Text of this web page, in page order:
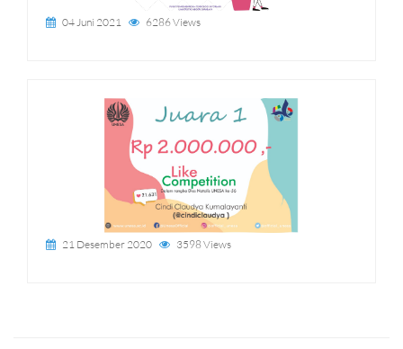
04 Juni 2021 6286 Views
21 Desember 2020 3598 Views